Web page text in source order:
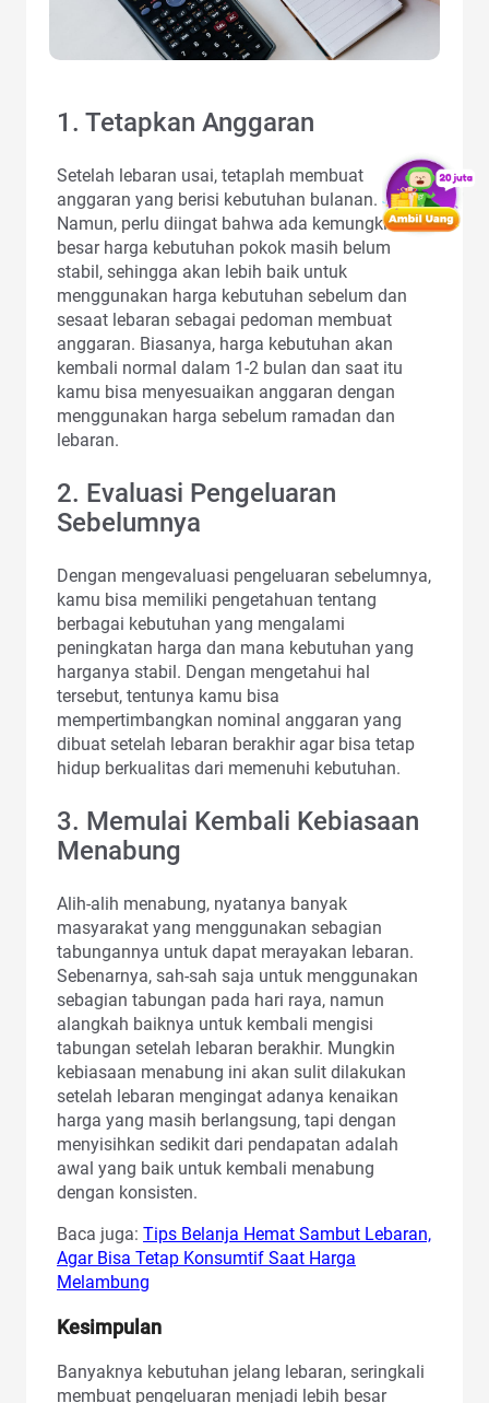
1. Tetapkan Anggaran
Setelah lebaran usai, tetaplah membuat
anggaran yang berisi kebutuhan bulanan.
Namun, perlu diingat bahwa ada kemungkinan
besar harga kebutuhan pokok masih belum
stabil, sehingga akan lebih baik untuk
menggunakan harga kebutuhan sebelum dan
sesaat lebaran sebagai pedoman membuat
anggaran. Biasanya, harga kebutuhan akan
kembali normal dalam 1-2 bulan dan saat itu
kamu bisa menyesuaikan anggaran dengan
menggunakan harga sebelum ramadan dan
lebaran.
2. Evaluasi Pengeluaran
Sebelumnya
Dengan mengevaluasi pengeluaran sebelumnya,
kamu bisa memiliki pengetahuan tentang
berbagai kebutuhan yang mengalami
peningkatan harga dan mana kebutuhan yang
harganya stabil. Dengan mengetahui hal
tersebut, tentunya kamu bisa
mempertimbangkan nominal anggaran yang
dibuat setelah lebaran berakhir agar bisa tetap
hidup berkualitas dari memenuhi kebutuhan.
3. Memulai Kembali Kebiasaan
Menabung
Alih-alih menabung, nyatanya banyak
masyarakat yang menggunakan sebagian
tabungannya untuk dapat merayakan lebaran.
Sebenarnya, sah-sah saja untuk menggunakan
sebagian tabungan pada hari raya, namun
alangkah baiknya untuk kembali mengisi
tabungan setelah lebaran berakhir. Mungkin
kebiasaan menabung ini akan sulit dilakukan
setelah lebaran mengingat adanya kenaikan
harga yang masih berlangsung, tapi dengan
menyisihkan sedikit dari pendapatan adalah
awal yang baik untuk kembali menabung
dengan konsisten.
Baca juga: Tips Belanja Hemat Sambut Lebaran,
Agar Bisa Tetap Konsumtif Saat Harga
Melambung
Kesimpulan
Banyaknya kebutuhan jelang lebaran, seringkali
membuat pengeluaran menjadi lebih besar